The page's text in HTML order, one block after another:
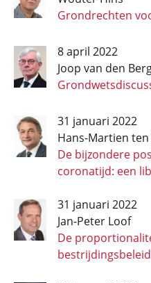
Grondrechten
8 april 2022
Joop van den
31 januari 2022
Hans-Martien ten
De bijzondere
coronatijd: een
31 januari 2022
Jan-Peter Loof
De
bestrijdings­beleid